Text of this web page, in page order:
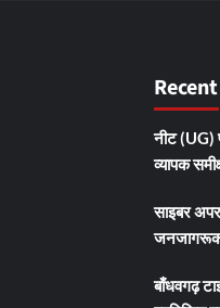
नीट (UG)
व्यापक
साइबर
बाँधवगढ़